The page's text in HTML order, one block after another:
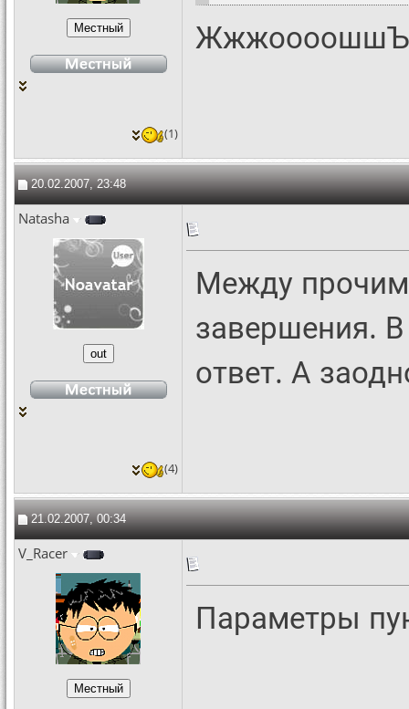
ЖжжоооошшЪ
(1)
20.02.2007, 23:48
Natasha
Между
завершения.
ответ. А
(4)
21.02.2007, 00:34
V_Racer
Параметры